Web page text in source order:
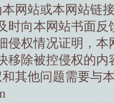
网站或本网站链
时向本网站书面反
侵权情况证明，本
移除被控侵权的内
其他问题需要与